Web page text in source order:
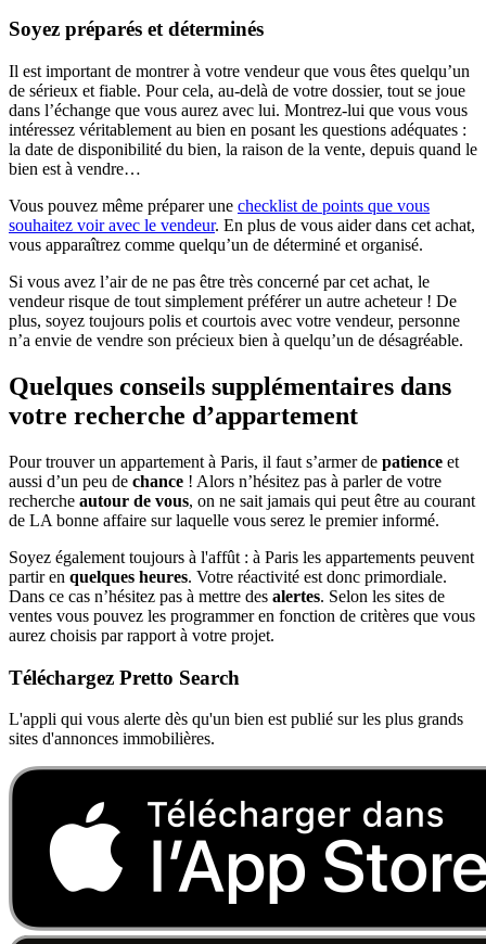
Soyez préparés et déterminés
Il est important de montrer à votre vendeur que vous êtes quelqu’un
de sérieux et fiable. Pour cela, au-delà de votre dossier, tout se joue
dans l’échange que vous aurez avec lui. Montrez-lui que vous vous
intéressez véritablement au bien en posant les questions adéquates :
la date de disponibilité du bien, la raison de la vente, depuis quand le
bien est à vendre…
Vous pouvez même préparer une checklist de points que vous
souhaitez voir avec le vendeur. En plus de vous aider dans cet achat,
vous apparaîtrez comme quelqu’un de déterminé et organisé.
Si vous avez l’air de ne pas être très concerné par cet achat, le
vendeur risque de tout simplement préférer un autre acheteur ! De
plus, soyez toujours polis et courtois avec votre vendeur, personne
n’a envie de vendre son précieux bien à quelqu’un de désagréable.
Quelques conseils supplémentaires dans
votre recherche d’appartement
Pour trouver un appartement à Paris, il faut s’armer de patience et
aussi d’un peu de chance ! Alors n’hésitez pas à parler de votre
recherche autour de vous, on ne sait jamais qui peut être au courant
de LA bonne affaire sur laquelle vous serez le premier informé.
Soyez également toujours à l'affût : à Paris les appartements peuvent
partir en quelques heures. Votre réactivité est donc primordiale.
Dans ce cas n’hésitez pas à mettre des alertes. Selon les sites de
ventes vous pouvez les programmer en fonction de critères que vous
aurez choisis par rapport à votre projet.
Téléchargez Pretto Search
L'appli qui vous alerte dès qu'un bien est publié sur les plus grands
sites d'annonces immobilières.